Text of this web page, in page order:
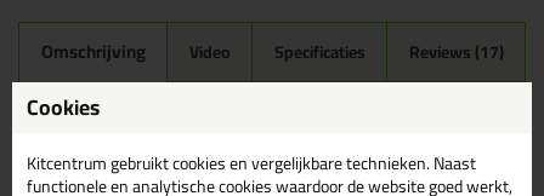
Omschrijving Video Specificaties Reviews (17)
Mapei Mapesil AC 310ml in
110 - Manhattan 2000
Zoek je Mapei Mapesil AC 310ml in een specifieke kleur?
Cookies
Kitcentrum gebruikt cookies en vergelijkbare technieken. Naast
functionele en analytische cookies waardoor de website goed werkt,